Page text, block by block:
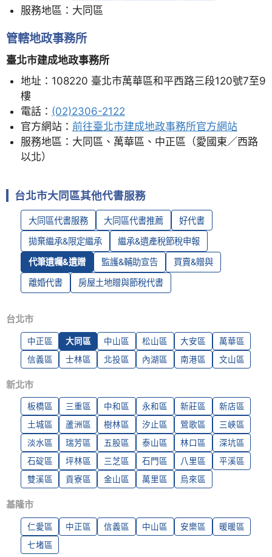
服務地區：大同區
管轄地政事務所
臺北市建成地政事務所
地址：108220 臺北市萬華區和平西路三段120號7至9
樓
電話： (02)2306-2122
官方網站： 前往臺北市建成地政事務所官方網站
服務地區：大同區、萬華區、中正區（愛國東／西路
以北）
台北市大同區其他代書服務
大同區代書服務 大同區代書推薦 好代書
拋棄繼承&限定繼承 繼承&遺產稅節稅申報
代筆遺囑&遺贈 監護&輔助宣告 買賣&贈與
離婚代書 房屋土地贈與節稅代書
台北市
中正區 大同區 中山區 松山區 大安區
萬華區
信義區
士林區 北投區 內湖區 南港區 文山區
新北市
板橋區 三重區 中和區 永和區 新莊區
新店區
土城區
蘆洲區 樹林區 汐止區 鶯歌區
三峽區
淡水區
瑞芳區 五股區 泰山區 林口區
深坑區
石碇區
坪林區 三芝區 石門區 八里區
平溪區
雙溪區
貢寮區 金山區 萬里區 烏來區
基隆市
仁愛區 中正區 信義區 中山區 安樂區
暖暖區
七堵區